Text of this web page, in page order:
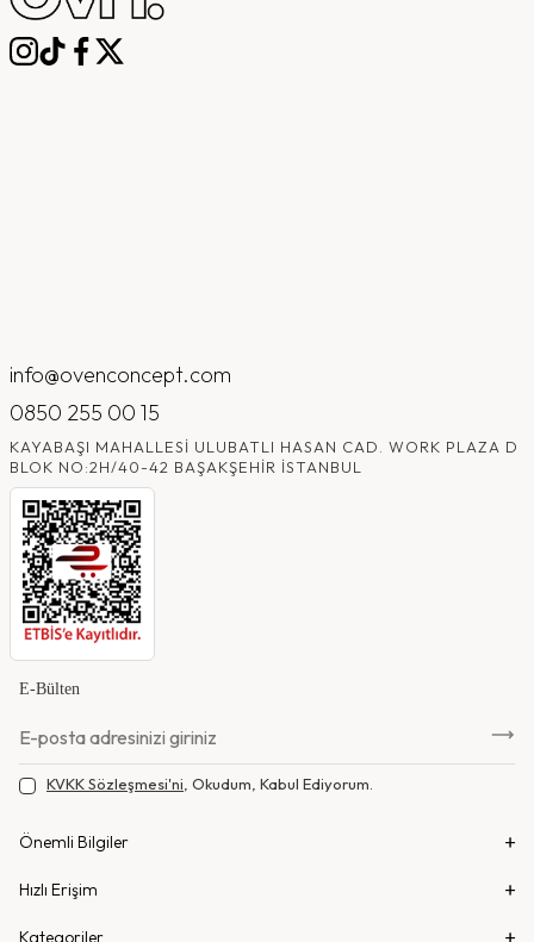
info@ovenconcept.com
0850 255 00 15
KAYABAŞI MAHALLESI ULUBATLI HASAN CAD. WORK PLAZA D
BLOK NO:2H/40-42 BAŞAKŞEHIR İSTANBUL
E-Bülten
KVKK Sözleşmesi'ni , Okudum, Kabul Ediyorum.
Önemli Bilgiler
Hızlı Erişim
Kategoriler